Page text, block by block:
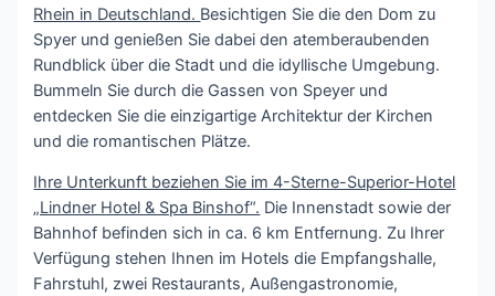
Rhein in Deutschland. Besichtigen Sie die den Dom zu
Spyer und genießen Sie dabei den atemberaubenden
Rundblick über die Stadt und die idyllische Umgebung.
Bummeln Sie durch die Gassen von Speyer und
entdecken Sie die einzigartige Architektur der Kirchen
und die romantischen Plätze.
Ihre Unterkunft beziehen Sie im 4-Sterne-Superior-Hotel
„Lindner Hotel & Spa Binshof“. Die Innenstadt sowie der
Bahnhof befinden sich in ca. 6 km Entfernung. Zu Ihrer
Verfügung stehen Ihnen im Hotels die Empfangshalle,
Fahrstuhl, zwei Restaurants, Außengastronomie,